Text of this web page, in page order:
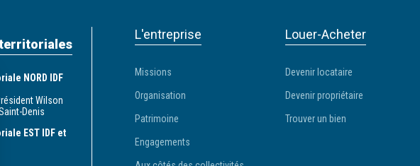
NORD IDF
Wilson
Denis
EST IDF et
L'entreprise
Missions
Organisation
Patrimoine
Engagements
Louer-Acheter
Devenir locataire
Devenir propriétaire
Trouver un bien